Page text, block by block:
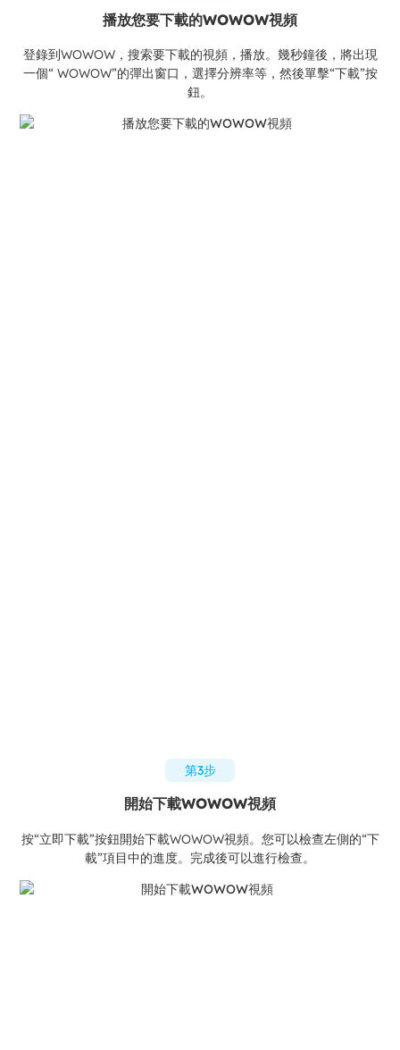
播放您要下載的WOWOW視頻
登錄到WOWOW，搜索要下載的視頻，播放。幾秒鐘後，將出現
一個“ WOWOW”的彈出窗口，選擇分辨率等，然後單擊“下載”按
鈕。
第3步
開始下載WOWOW視頻
按“立即下載”按鈕開始下載WOWOW視頻。您可以檢查左側的“下
載”項目中的進度。完成後可以進行檢查。